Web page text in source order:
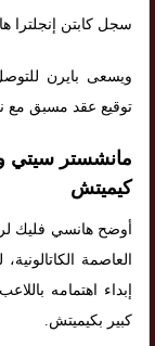
سجل كابتن إنجلترا هاري كين 10 أهداف وقدم
ويسعى بايرن
توقيع عقد مسبق مع
مانشستر سيتي
كيميتش
أوضح هانسي فليك
العاصمة
كبير بكيميتش.